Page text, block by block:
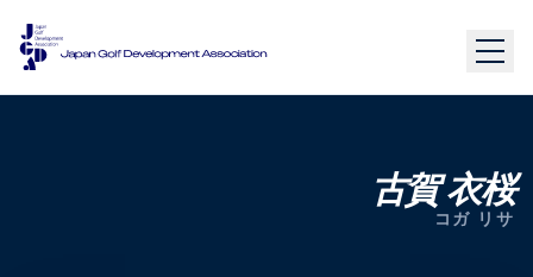
古賀 衣桜
コガ リサ